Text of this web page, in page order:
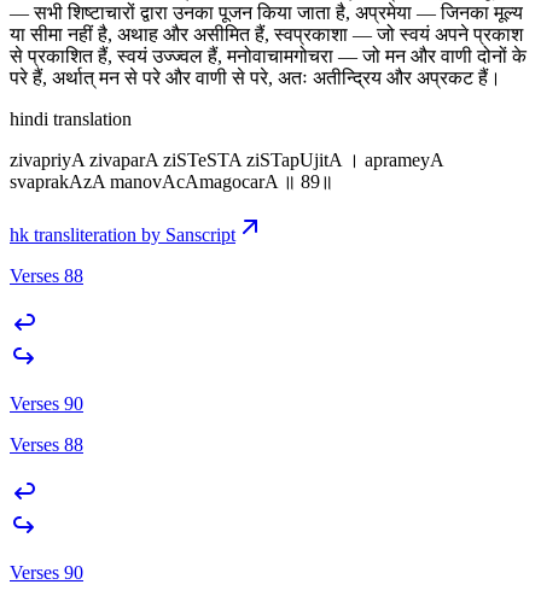
— सभी शिष्टाचारों द्वारा उनका पूजन किया जाता है, अप्रमेया — जिनका मूल्य
या सीमा नहीं है, अथाह और असीमित हैं, स्वप्रकाशा — जो स्वयं अपने प्रकाश
से प्रकाशित हैं, स्वयं उज्ज्वल हैं, मनोवाचामगोचरा — जो मन और वाणी दोनों के
परे हैं, अर्थात् मन से परे और वाणी से परे, अतः अतीन्द्रिय और अप्रकट हैं।
hindi translation
zivapriyA zivaparA ziSTeSTA ziSTapUjitA । aprameyA
svaprakAzA manovAcAmagocarA ॥ 89॥
hk transliteration by Sanscript
Verses 88
Verses 90
Verses 88
Verses 90